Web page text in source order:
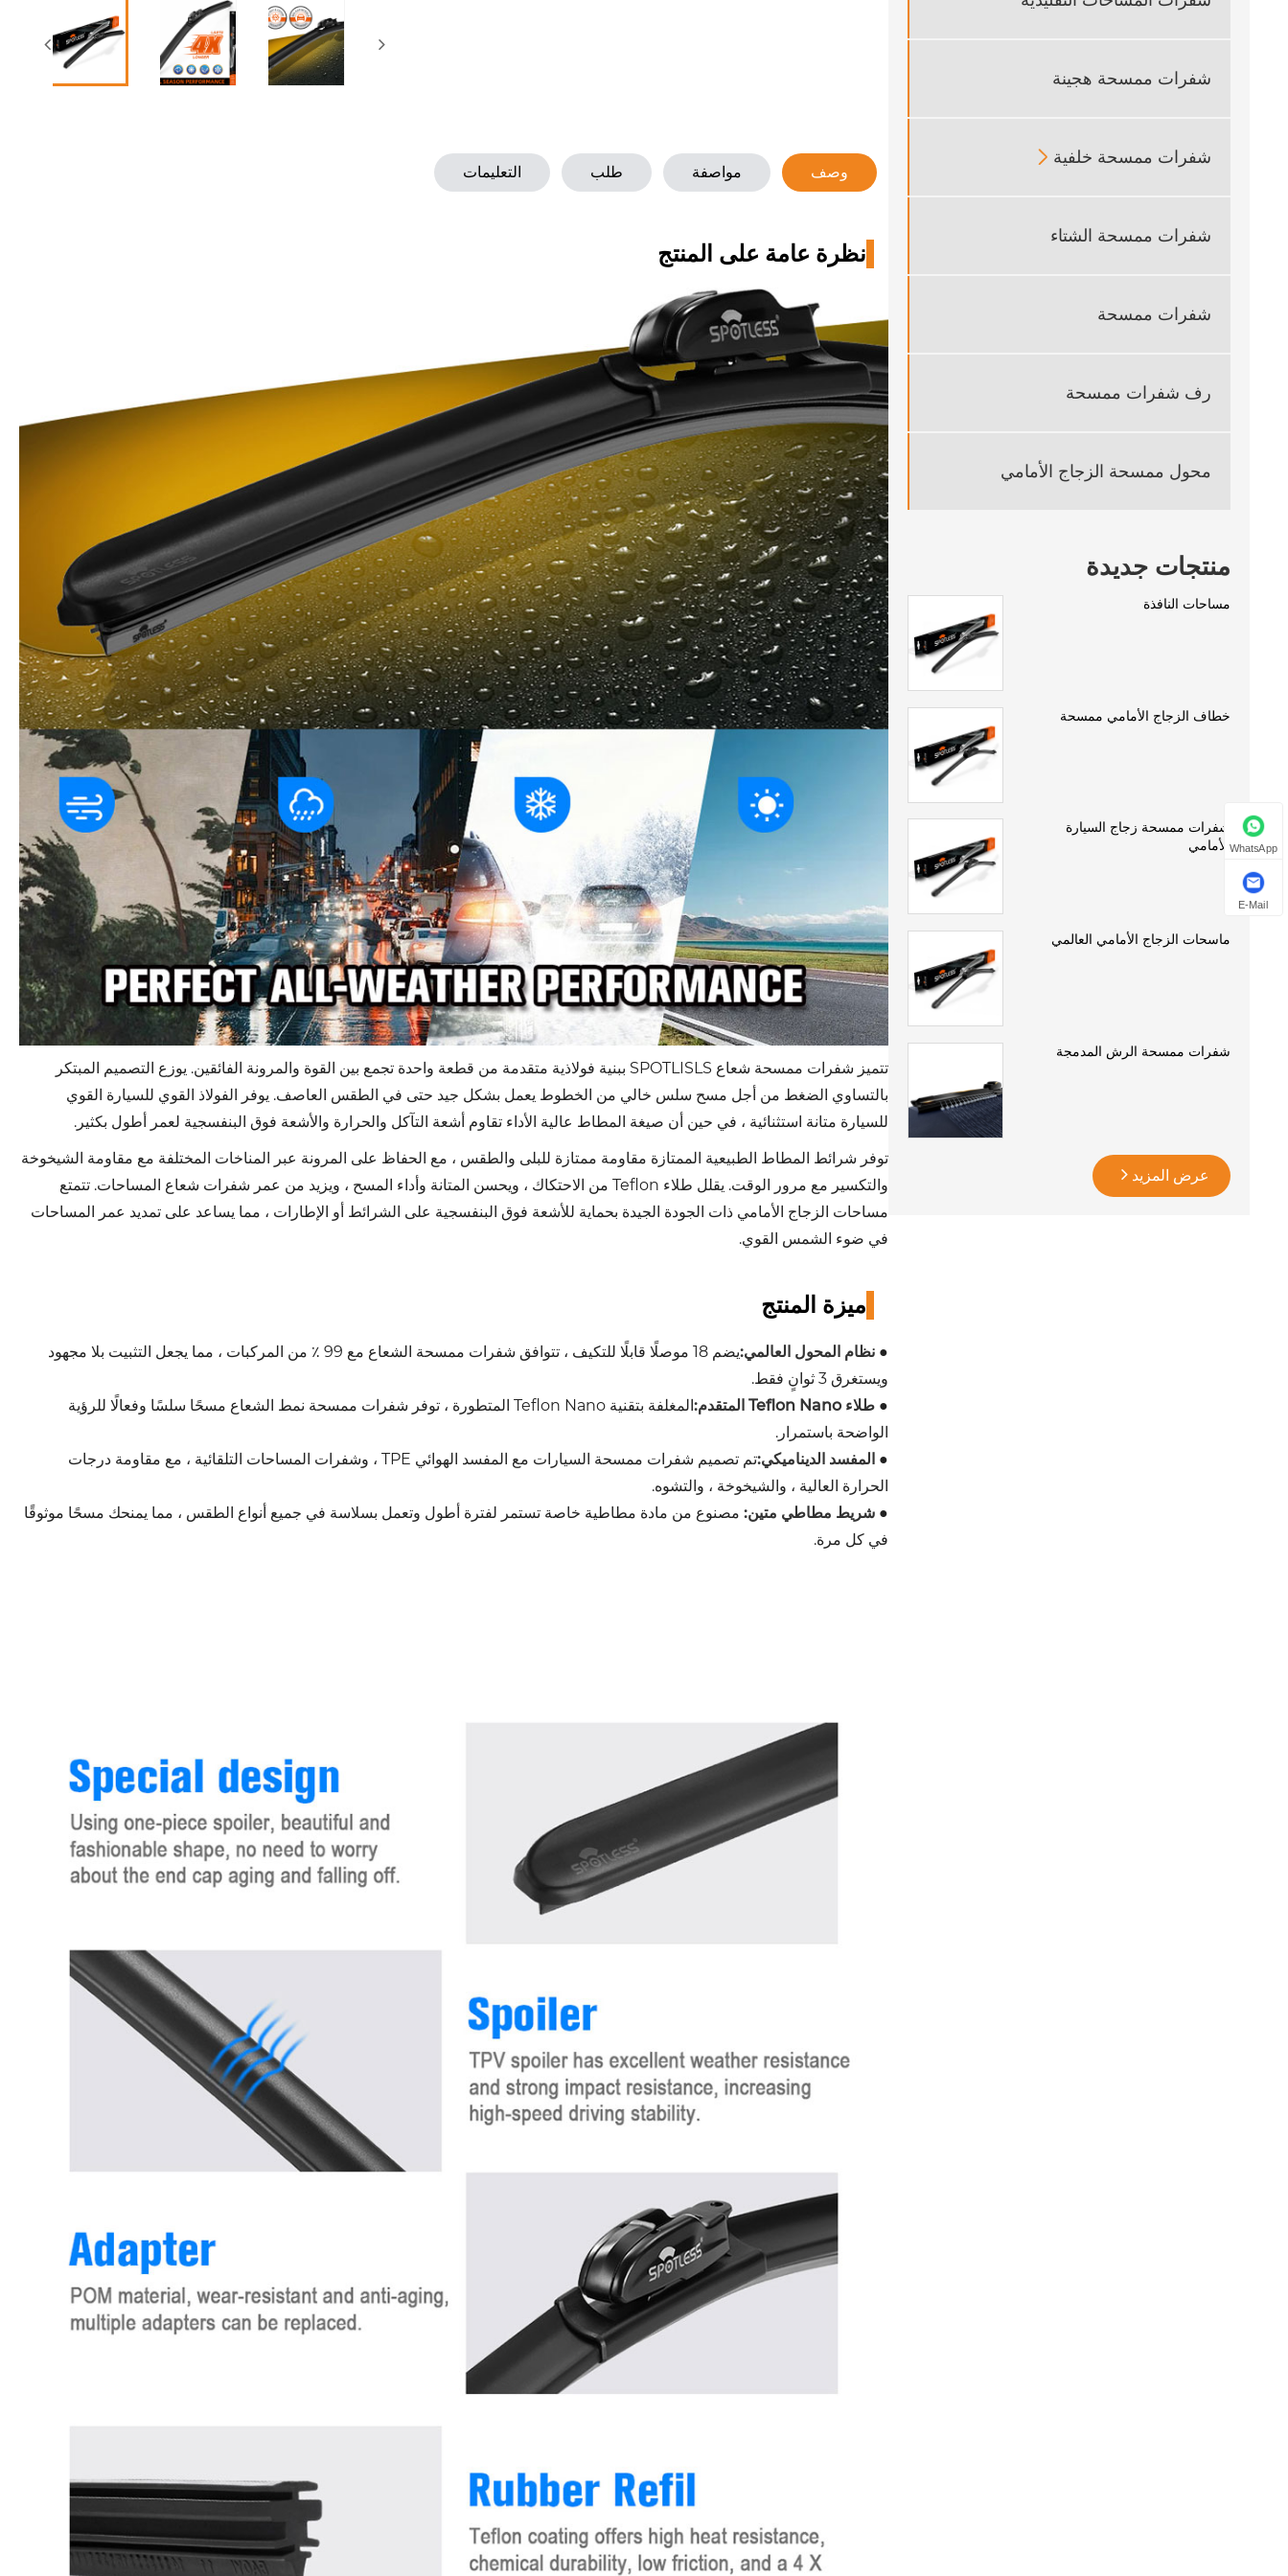
شفرات ممسحة هجينة
شفرات ممسحة خلفية 
شفرات ممسحة الشتاء
شفرات ممسحة
رف شفرات ممسحة
محول ممسحة الزجاج الأمامي
منتجات جديدة
مساحات النافذة
خطاف الزجاج الأمامي ممسحة
شفرات ممسحة زجاج السيارة
الأمامي
ماسحات الزجاج الأمامي العالمي
شفرات ممسحة الرش المدمجة
عرض المزيد
وصف مواصفة طلب التعليمات
نظرة عامة على المنتج
تتميز شفرات ممسحة شعاع SPOTLISLS ببنية فولاذية متقدمة من قطعة واحدة تجمع بين القوة والمرونة الفائقين. يوزع التصميم المبتكر
بالتساوي الضغط من أجل مسح سلس خالي من الخطوط يعمل بشكل جيد حتى في الطقس العاصف. يوفر الفولاذ القوي للسيارة القوي
للسيارة متانة استثنائية ، في حين أن صيغة المطاط عالية الأداء تقاوم أشعة التآكل والحرارة والأشعة فوق البنفسجية لعمر أطول بكثير.
توفر شرائط المطاط الطبيعية الممتازة مقاومة ممتازة للبلى والطقس ، مع الحفاظ على المرونة عبر المناخات المختلفة مع مقاومة الشيخوخة
والتكسير مع مرور الوقت. يقلل طلاء Teflon من الاحتكاك ، ويحسن المتانة وأداء المسح ، ويزيد من عمر شفرات شعاع المساحات. تتمتع
مساحات الزجاج الأمامي ذات الجودة الجيدة بحماية للأشعة فوق البنفسجية على الشرائط أو الإطارات ، مما يساعد على تمديد عمر المساحات
في ضوء الشمس القوي.
ميزة المنتج
●نظام المحول العالمي:
يضم 18 موصلًا قابلًا للتكيف ، تتوافق شفرات ممسحة الشعاع مع 99 ٪ من المركبات ، مما يجعل التثبيت بلا مجهود
ويستغرق 3 ثوانٍ فقط.
●طلاء Teflon Nano المتقدم:
المغلفة بتقنية Teflon Nano المتطورة ، توفر شفرات ممسحة نمط الشعاع مسحًا سلسًا وفعالًا للرؤية
الواضحة باستمرار.
● المفسد الديناميكي:
تم تصميم شفرات ممسحة السيارات مع المفسد الهوائي TPE ، وشفرات المساحات التلقائية ، مع مقاومة درجات
الحرارة العالية ، والشيخوخة ، والتشوه.
●شريط مطاطي متين: مصنوع من مادة مطاطية خاصة تستمر لفترة أطول وتعمل بسلاسة في جميع أنواع الطقس ، مما يمنحك مسحًا موثوقًا
في كل مرة.
WhatsApp
E-Mail